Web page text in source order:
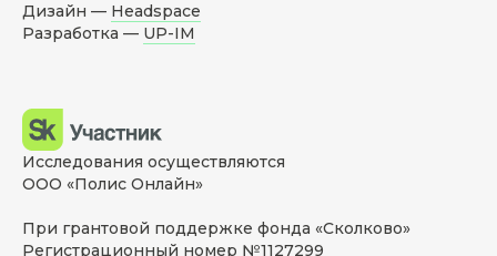
Дизайн — Headspace
Разработка — UP-IM
Исследования осуществляются
ООО «Полис Онлайн»
При грантовой поддержке фонда «Сколково»
Регистрационный номер №1127299